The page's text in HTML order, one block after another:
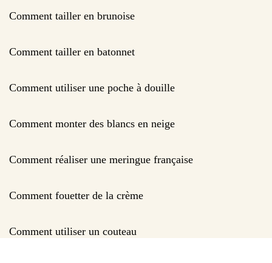
Comment tailler en brunoise
Comment tailler en batonnet
Comment utiliser une poche à douille
Comment monter des blancs en neige
Comment réaliser une meringue française
Comment fouetter de la crème
Comment utiliser un couteau